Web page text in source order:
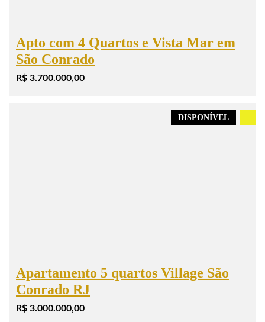
Apto com 4 Quartos e Vista Mar em
São Conrado
R$ 3.700.000,00
DISPONÍVEL
Apartamento 5 quartos Village São
Conrado RJ
R$ 3.000.000,00